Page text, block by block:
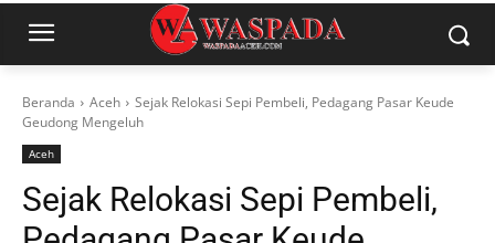
Beranda Aceh
Sejak Relokasi Sepi Pembeli, Pedagang Pasar Keude
Geudong Mengeluh
Aceh
Sejak Relokasi Sepi Pembeli,